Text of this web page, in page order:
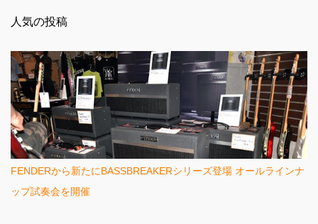
ト
人気の投稿
FENDERから新たにBASSBREAKERシリーズ登場 オールラインナ
ップ試奏会を開催